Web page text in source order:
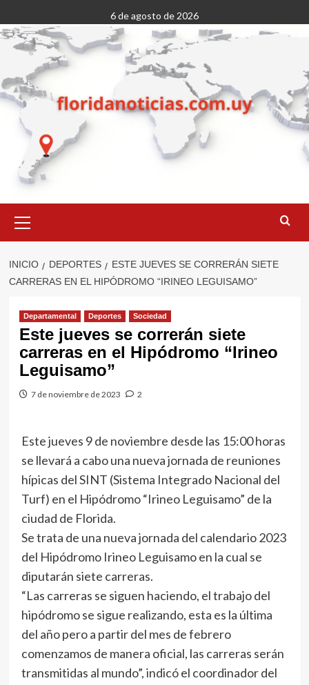
al
contenido
6 de agosto de 2026
primario
INICIO DEPORTES
ESTE JUEVES SE CORRERÁN SIETE
CARRERAS EN EL HIPÓDROMO “IRINEO LEGUISAMO”
Departamental Deportes Sociedad
Este jueves se correrán siete
carreras en el Hipódromo “Irineo
Leguisamo”
7 de noviembre de 2023 2
Este jueves 9 de noviembre desde las 15:00 horas
se llevará a cabo una nueva jornada de reuniones
hípicas del SINT (Sistema Integrado Nacional del
Turf) en el Hipódromo “Irineo Leguisamo” de la
ciudad de Florida.
Se trata de una nueva jornada del calendario 2023
del Hipódromo Irineo Leguisamo en la cual se
diputarán siete carreras.
“Las carreras se siguen haciendo, el trabajo del
hipódromo se sigue realizando, esta es la última
del año pero a partir del mes de febrero
comenzamos de manera oficial, las carreras serán
transmitidas al mundo”, indicó el coordinador del